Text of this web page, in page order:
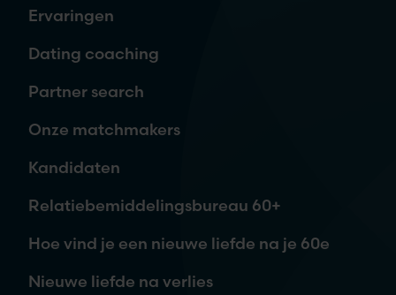
Ervaringen
Dating coaching
Partner search
Onze matchmakers
Kandidaten
Relatiebemiddelingsbureau 60+
Hoe vind je een nieuwe liefde na je 60e
Nieuwe liefde na verlies